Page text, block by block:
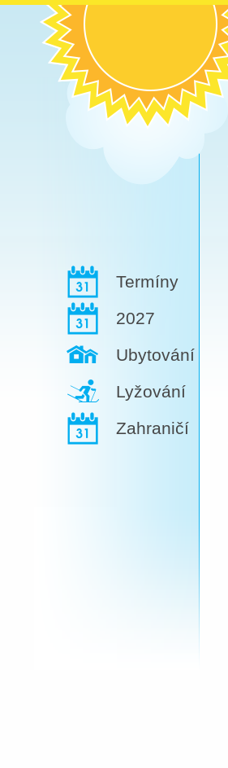
Termíny
2027
Ubytování
Lyžování
Zahraničí